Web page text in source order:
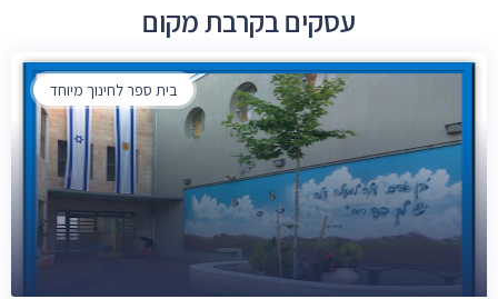
עסקים בקרבת מקום
בית ספר לחינוך מיוחד